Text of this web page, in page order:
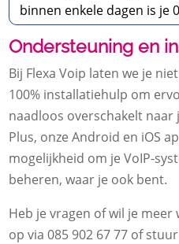
binnen enkele dagen is je
Ondersteuning en
Bij Flexa Voip laten we je
100% installatiehulp om
naadloos overschakelt naar
Plus, onze Android en iOS
mogelijkheid om je VoIP-
beheren, waar je ook bent.
Heb je vragen of wil je
op via 085 902 67 77 of